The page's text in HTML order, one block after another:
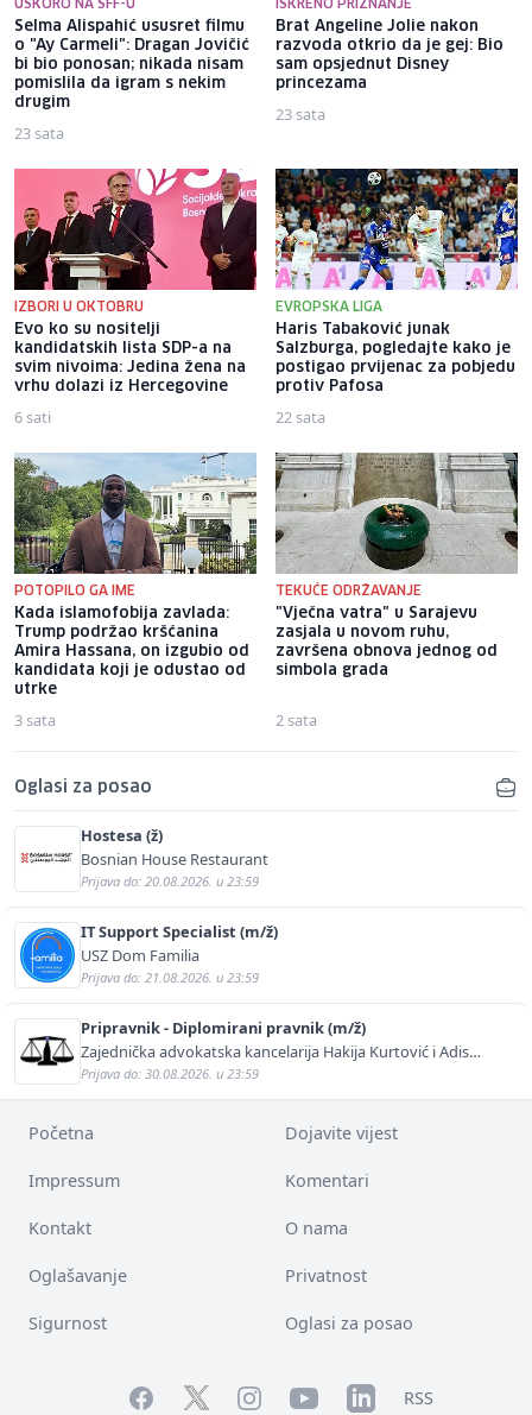
USKORO NA SFF-U
Selma Alispahić ususret filmu
o "Ay Carmeli": Dragan Jovičić
bi bio ponosan; nikada nisam
pomislila da igram s nekim
drugim
23 sata
ISKRENO PRIZNANJE
Brat Angeline Jolie nakon
razvoda otkrio da je gej: Bio
sam opsjednut Disney
princezama
23 sata
IZBORI U OKTOBRU
Evo ko su nositelji
kandidatskih lista SDP-a na
svim nivoima: Jedina žena na
vrhu dolazi iz Hercegovine
6 sati
EVROPSKA LIGA
Haris Tabaković junak
Salzburga, pogledajte kako je
postigao prvijenac za pobjedu
protiv Pafosa
22 sata
POTOPILO GA IME
Kada islamofobija zavlada:
Trump podržao kršćanina
Amira Hassana, on izgubio od
kandidata koji je odustao od
utrke
3 sata
TEKUĆE ODRŽAVANJE
"Vječna vatra" u Sarajevu
zasjala u novom ruhu,
završena obnova jednog od
simbola grada
2 sata
Oglasi za posao
Hostesa (ž)
Bosnian House Restaurant
Prijava do: 20.08.2026. u 23:59
IT Support Specialist (m/ž)
USZ Dom Familia
Prijava do: 21.08.2026. u 23:59
Pripravnik - Diplomirani pravnik (m/ž)
Zajednička advokatska kancelarija Hakija Kurtović i Adis
Kurtović
Prijava do: 30.08.2026. u 23:59
Početna Dojavite vijest
Impressum Komentari
Kontakt O nama
Oglašavanje Privatnost
Sigurnost Oglasi za posao
FacebookTwitterInstagramYouTubeLinkedInRSS